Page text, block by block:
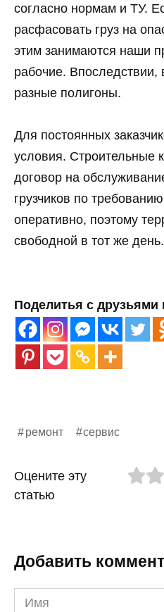
согласно нормам и ТУ.
расфасовать груз на
этим занимаются наши
рабочие. Впоследствии,
разные полигоны.
Для постоянных
условия. Строительные
договор на
грузчиков по
оперативно, поэтому
свободной в тот же день.
Поделитья с друзьями
ремонт сервис
Оцените эту
статью
Добавить
Имя